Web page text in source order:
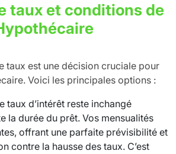
taux et conditions de
taux est une décision cruciale pour
Voici les principales options :
taux d’intérêt reste inchangé
la durée du prêt. Vos mensualités
offrant une parfaite prévisibilité et
contre la hausse des taux. C’est